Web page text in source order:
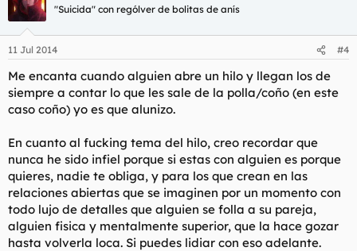
"Suicida" con rególver de bolitas de anís
11 Jul 2014 #4
Me encanta cuando alguien abre un hilo y llegan los de
siempre a contar lo que les sale de la polla/coño (en este
caso coño) yo es que alunizo.
En cuanto al fucking tema del hilo, creo recordar que
nunca he sido infiel porque si estas con alguien es porque
quieres, nadie te obliga, y para los que crean en las
relaciones abiertas que se imaginen por un momento con
todo lujo de detalles que alguien se folla a su pareja,
alguien fisica y mentalmente superior, que la hace gozar
hasta volverla loca. Si puedes lidiar con eso adelante.